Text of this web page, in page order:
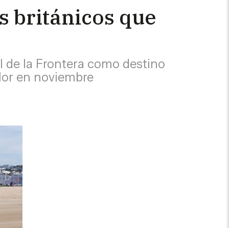
británicos que
de la Frontera como destino
en noviembre